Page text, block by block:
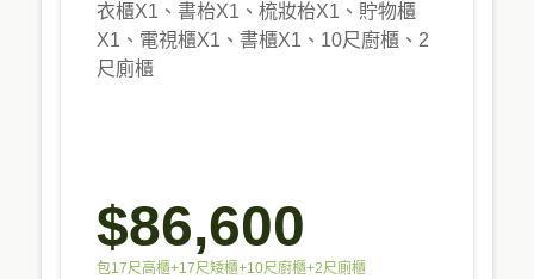
衣櫃X1、書枱X1、梳妝枱X1、貯物櫃
X1、電視櫃X1、書櫃X1、10尺廚櫃、2
尺廁櫃
$86,600
包17尺高櫃+17尺矮櫃+10尺廚櫃+2尺廁櫃